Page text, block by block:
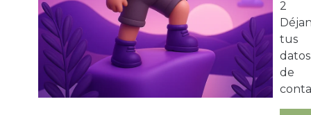
2
tus
datos
de